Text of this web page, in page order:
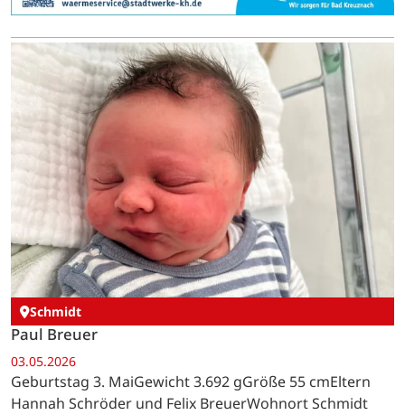
Schmidt
Paul Breuer
03.05.2026
Geburtstag 3. MaiGewicht 3.692 gGröße 55 cmEltern
Hannah Schröder und Felix BreuerWohnort Schmidt